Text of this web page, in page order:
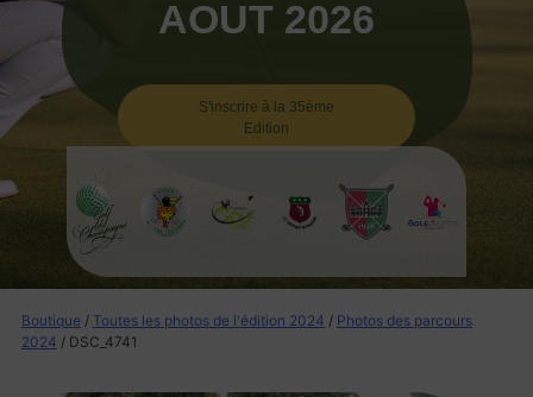
AOUT 2026
S'inscrire à la 35ème
Edition
Boutique / Toutes les photos de l'édition 2024 / Photos des parcours
2024 / DSC_4741